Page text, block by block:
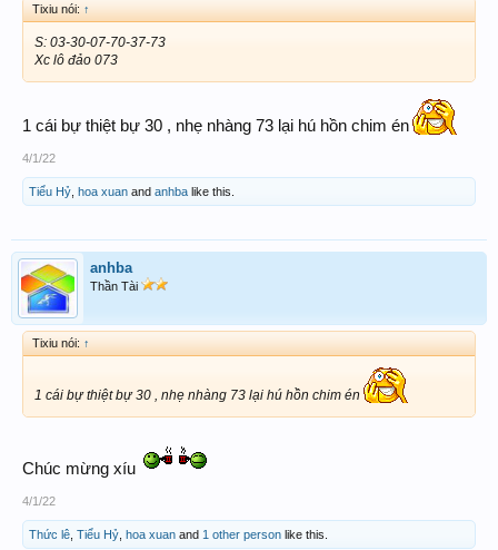
Tixiu nói: ↑
S: 03-30-07-70-37-73
Xc lô đảo 073
1 cái bự thiệt bự 30 , nhẹ nhàng 73 lại hú hồn chim én
4/1/22
Tiểu Hỷ hoa xuan and anhba like this.
anhba
Thần Tài
Tixiu nói: ↑
1 cái bự thiệt bự 30 , nhẹ nhàng 73 lại hú hồn chim én
Chúc mừng xíu
4/1/22
Thức lê Tiểu Hỷ hoa xuan and 1 other person like this.